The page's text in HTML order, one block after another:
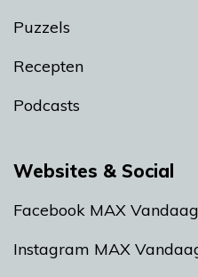
Puzzels
Recepten
Podcasts
Websites & Social
Facebook MAX Vandaag
Instagram MAX